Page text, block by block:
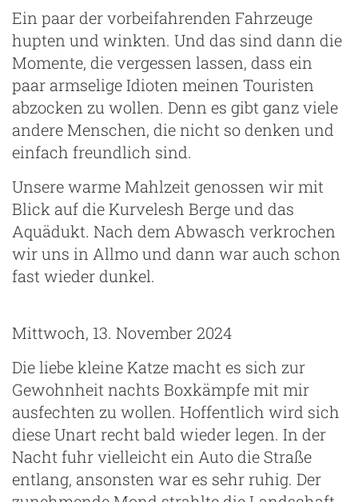
Ein paar der vorbeifahrenden Fahrzeuge
hupten und winkten. Und das sind dann die
Momente, die vergessen lassen, dass ein
paar armselige Idioten meinen Touristen
abzocken zu wollen. Denn es gibt ganz viele
andere Menschen, die nicht so denken und
einfach freundlich sind.
Unsere warme Mahlzeit genossen wir mit
Blick auf die Kurvelesh Berge und das
Aquädukt. Nach dem Abwasch verkrochen
wir uns in Allmo und dann war auch schon
fast wieder dunkel.
Mittwoch, 13. November 2024
Die liebe kleine Katze macht es sich zur
Gewohnheit nachts Boxkämpfe mit mir
ausfechten zu wollen. Hoffentlich wird sich
diese Unart recht bald wieder legen. In der
Nacht fuhr vielleicht ein Auto die Straße
entlang, ansonsten war es sehr ruhig. Der